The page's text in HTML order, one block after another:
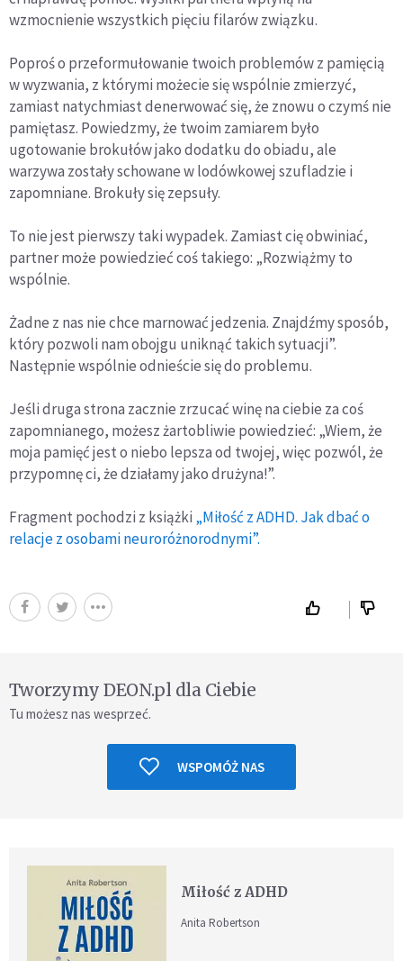
wzmocnienie wszystkich pięciu filarów związku.
Poproś o przeformułowanie twoich problemów z pamięcią
w wyzwania, z którymi możecie się wspólnie zmierzyć,
zamiast natychmiast denerwować się, że znowu o czymś nie
pamiętasz. Powiedzmy, że twoim zamiarem było
ugotowanie brokułów jako dodatku do obiadu, ale
warzywa zostały schowane w lodówkowej szufladzie i
zapomniane. Brokuły się zepsuły.
To nie jest pierwszy taki wypadek. Zamiast cię obwiniać,
partner może powiedzieć coś takiego: „Rozwiążmy to
wspólnie.
Żadne z nas nie chce marnować jedzenia. Znajdźmy sposób,
który pozwoli nam obojgu uniknąć takich sytuacji”.
Następnie wspólnie odnieście się do problemu.
Jeśli druga strona zacznie zrzucać winę na ciebie za coś
zapomnianego, możesz żartobliwie powiedzieć: „Wiem, że
moja pamięć jest o niebo lepsza od twojej, więc pozwól, że
przypomnę ci, że działamy jako drużyna!”.
Fragment pochodzi z książki „Miłość z ADHD. Jak dbać o
relacje z osobami neuroróżnorodnymi”.
Tworzymy DEON.pl dla Ciebie
Tu możesz nas wesprzeć.
WSPOMÓŻ NAS
Miłość z ADHD
Anita Robertson